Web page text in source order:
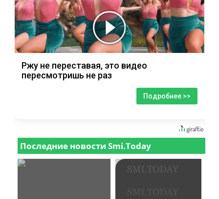
Ржу не переставая, это видео
пересмотришь не раз
Подробнее >>